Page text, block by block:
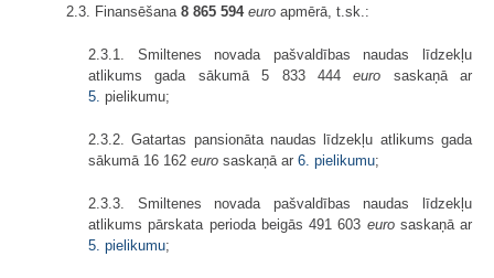
2.3. Finansēšana 8 865 594 euro apmērā, t.sk.:
2.3.1. Smiltenes novada pašvaldības naudas līdzekļu
atlikums gada sākumā 5 833 444euro saskaņā ar
5. pielikumu;
2.3.2. Gatartas pansionāta naudas līdzekļu atlikums gada
sākumā 16 162 euro saskaņā ar 6. pielikumu;
2.3.3. Smiltenes novada pašvaldības naudas līdzekļu
atlikums pārskata perioda beigās 491 603 eurosaskaņā ar
5. pielikumu;